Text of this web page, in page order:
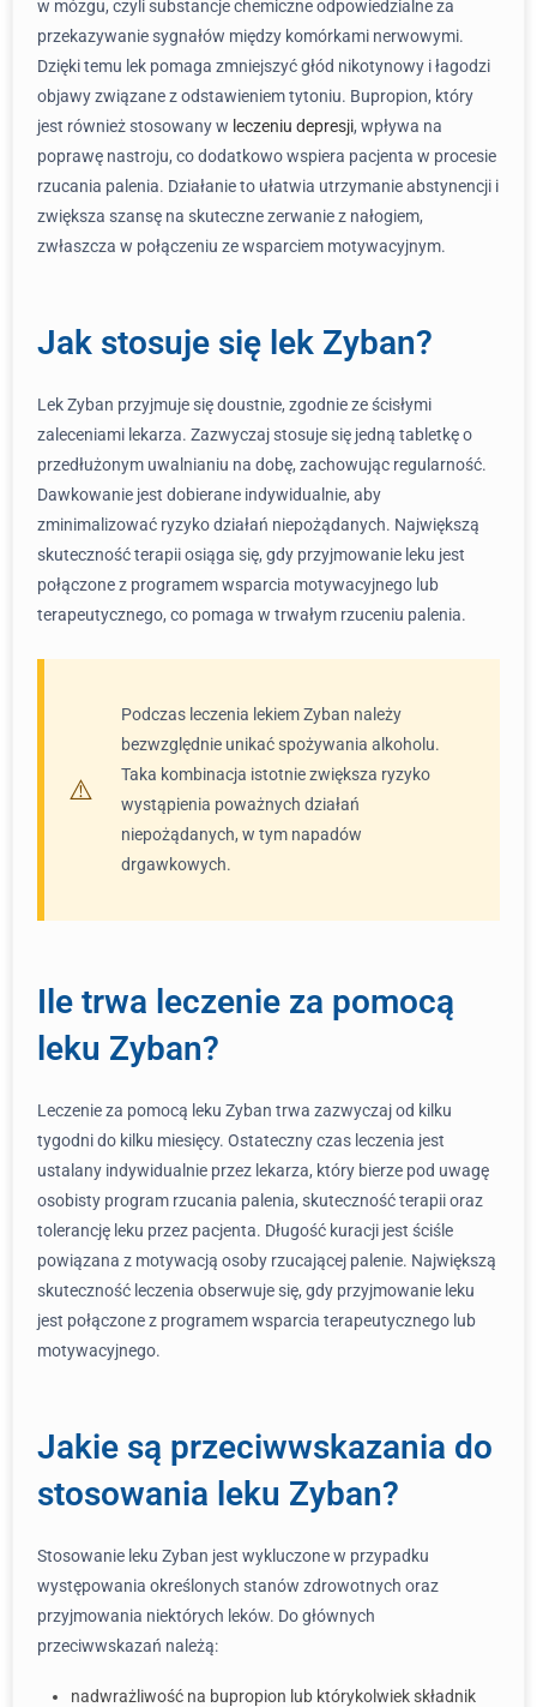
w mózgu, czyli substancje chemiczne odpowiedzialne za
przekazywanie sygnałów między komórkami nerwowymi.
Dzięki temu lek pomaga zmniejszyć głód nikotynowy i łagodzi
objawy związane z odstawieniem tytoniu. Bupropion, który
jest również stosowany w leczeniu depresji, wpływa na
poprawę nastroju, co dodatkowo wspiera pacjenta w procesie
rzucania palenia. Działanie to ułatwia utrzymanie abstynencji i
zwiększa szansę na skuteczne zerwanie z nałogiem,
zwłaszcza w połączeniu ze wsparciem motywacyjnym.
Jak stosuje się lek Zyban?
Lek Zyban przyjmuje się doustnie, zgodnie ze ścisłymi
zaleceniami lekarza. Zazwyczaj stosuje się jedną tabletkę o
przedłużonym uwalnianiu na dobę, zachowując regularność.
Dawkowanie jest dobierane indywidualnie, aby
zminimalizować ryzyko działań niepożądanych. Największą
skuteczność terapii osiąga się, gdy przyjmowanie leku jest
połączone z programem wsparcia motywacyjnego lub
terapeutycznego, co pomaga w trwałym rzuceniu palenia.
Podczas leczenia lekiem Zyban należy
bezwzględnie unikać spożywania alkoholu.
Taka kombinacja istotnie zwiększa ryzyko
wystąpienia poważnych działań
niepożądanych, w tym napadów
drgawkowych.
Ile trwa leczenie za pomocą
leku Zyban?
Leczenie za pomocą leku Zyban trwa zazwyczaj od kilku
tygodni do kilku miesięcy. Ostateczny czas leczenia jest
ustalany indywidualnie przez lekarza, który bierze pod uwagę
osobisty program rzucania palenia, skuteczność terapii oraz
tolerancję leku przez pacjenta. Długość kuracji jest ściśle
powiązana z motywacją osoby rzucającej palenie. Największą
skuteczność leczenia obserwuje się, gdy przyjmowanie leku
jest połączone z programem wsparcia terapeutycznego lub
motywacyjnego.
Jakie są przeciwwskazania do
stosowania leku Zyban?
Stosowanie leku Zyban jest wykluczone w przypadku
występowania określonych stanów zdrowotnych oraz
przyjmowania niektórych leków. Do głównych
przeciwwskazań należą:
nadwrażliwość na bupropion lub którykolwiek składnik